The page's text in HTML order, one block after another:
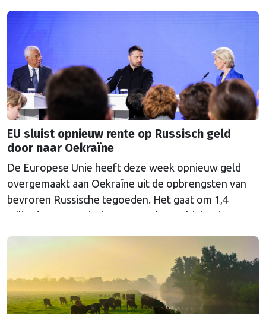
EU sluist opnieuw rente op Russisch geld
door naar Oekraïne
De Europese Unie heeft deze week opnieuw geld
overgemaakt aan Oekraïne uit de opbrengsten van
bevroren Russische tegoeden. Het gaat om 1,4
miljard euro. Dat is de rente op het geld dat de
Euroclear parkeerde. De EU bevroor dat geld na de
Continued